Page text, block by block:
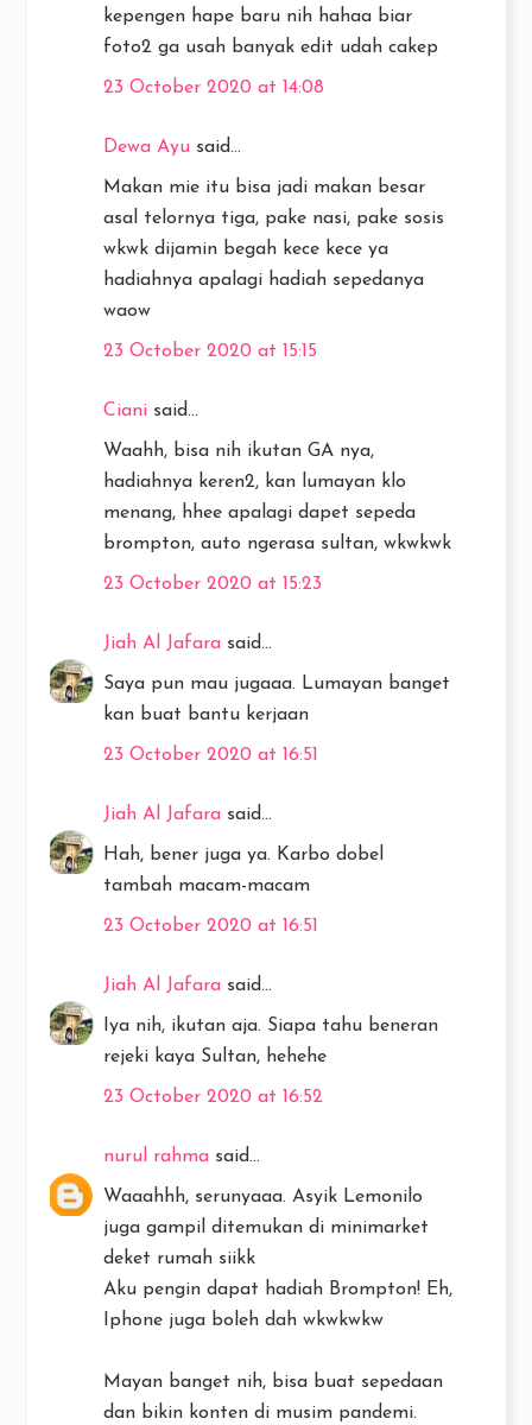
kepengen hape baru nih hahaa biar
foto2 ga usah banyak edit udah cakep
23 October 2020 at 14:08
Dewa Ayu said...
Makan mie itu bisa jadi makan besar
asal telornya tiga, pake nasi, pake sosis
wkwk dijamin begah kece kece ya
hadiahnya apalagi hadiah sepedanya
waow
23 October 2020 at 15:15
Ciani said...
Waahh, bisa nih ikutan GA nya,
hadiahnya keren2, kan lumayan klo
menang, hhee apalagi dapet sepeda
brompton, auto ngerasa sultan, wkwkwk
23 October 2020 at 15:23
Jiah Al Jafara said...
Saya pun mau jugaaa. Lumayan banget
kan buat bantu kerjaan
23 October 2020 at 16:51
Jiah Al Jafara said...
Hah, bener juga ya. Karbo dobel
tambah macam-macam
23 October 2020 at 16:51
Jiah Al Jafara said...
Iya nih, ikutan aja. Siapa tahu beneran
rejeki kaya Sultan, hehehe
23 October 2020 at 16:52
nurul rahma said...
Waaahhh, serunyaaa. Asyik Lemonilo
juga gampil ditemukan di minimarket
deket rumah siikk
Aku pengin dapat hadiah Brompton! Eh,
Iphone juga boleh dah wkwkwkw
Mayan banget nih, bisa buat sepedaan
dan bikin konten di musim pandemi.